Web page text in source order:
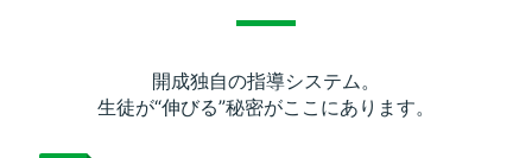
開成独自の指導システム。
生徒が“伸びる”秘密がここにあります。